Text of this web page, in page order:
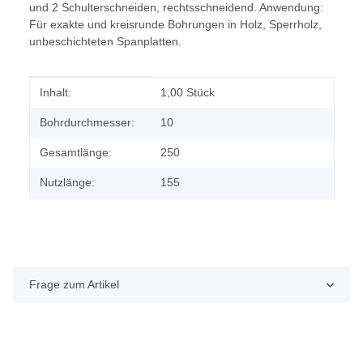
und 2 Schulterschneiden, rechtsschneidend. Anwendung:
Für exakte und kreisrunde Bohrungen in Holz, Sperrholz,
unbeschichteten Spanplatten.
Produkteigenschaft
Wert
Inhalt: 1,00 Stück
Bohrdurchmesser: 10
Gesamtlänge: 250
Nutzlänge: 155
Frage zum Artikel